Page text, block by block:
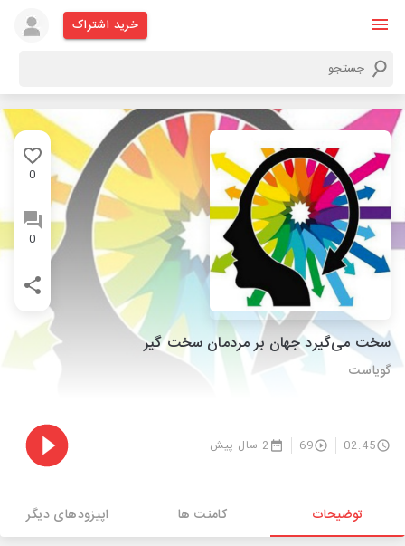
خرید اشتراک
0
0
سخت می‌گیرد جهان بر مردمان سخت گیر
گویاست
02:45
69 2 سال پیش
توضیحات کامنت ها اپیزودهای دیگر